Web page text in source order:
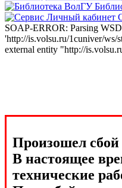
SOAP-ERROR: Parsing
'http://is.volsu.ru/1cuniver/ws/
external entity "http://
Произошел
В настоящее
технические